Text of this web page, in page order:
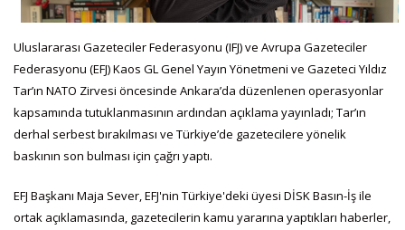
Uluslararası Gazeteciler Federasyonu (IFJ) ve Avrupa Gazeteciler
Federasyonu (EFJ) Kaos GL Genel Yayın Yönetmeni ve Gazeteci Yıldız
Tar’ın NATO Zirvesi öncesinde Ankara’da düzenlenen operasyonlar
kapsamında tutuklanmasının ardından açıklama yayınladı; Tar’ın
derhal serbest bırakılması ve Türkiye’de gazetecilere yönelik
baskının son bulması için çağrı yaptı.
EFJ Başkanı Maja Sever, EFJ'nin Türkiye'deki üyesi DİSK Basın-İş ile
ortak açıklamasında, gazetecilerin kamu yararına yaptıkları haberler,